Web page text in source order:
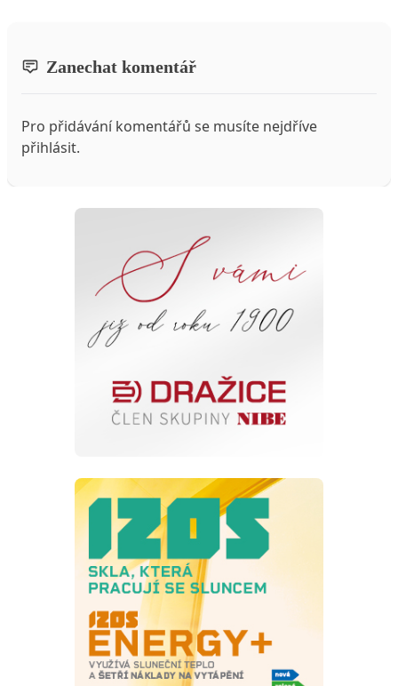
Zanechat komentář
Pro přidávání komentářů se musíte nejdříve
přihlásit.